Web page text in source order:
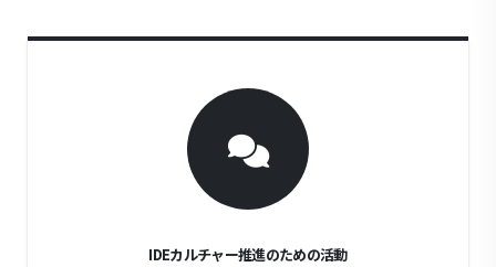
IDEカルチャー推進のための活動